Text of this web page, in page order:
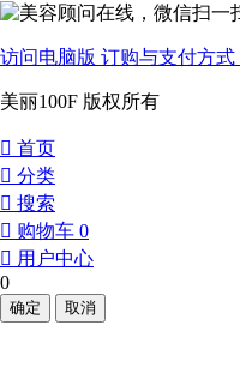
访问电脑版 订购与支付方式
美丽100F 版权所有
󰀁 首页
󰀂 分类
󰀃 搜索
󰀄 购物车 0
󰀅 用户中心
0
确定 取消